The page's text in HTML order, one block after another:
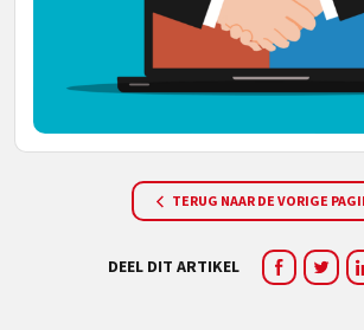
TERUG NAAR DE VORIGE
DEEL DIT ARTIKEL